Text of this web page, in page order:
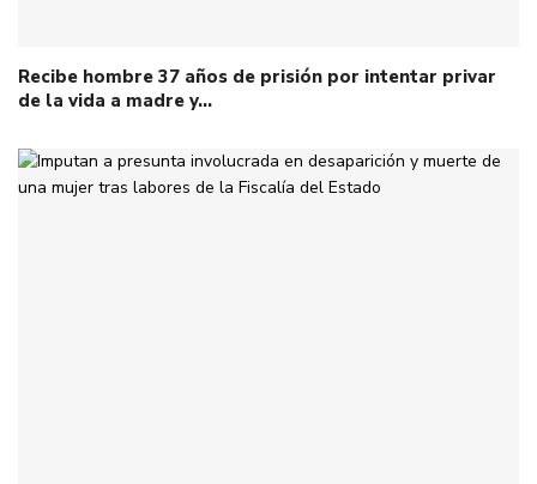
Recibe hombre 37 años de prisión por intentar privar
de la vida a madre y…